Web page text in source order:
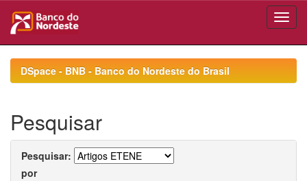
navigationDSpace - BNB - Banco do Nordeste do Brasil
Pesquisar
Pesquisar:
por